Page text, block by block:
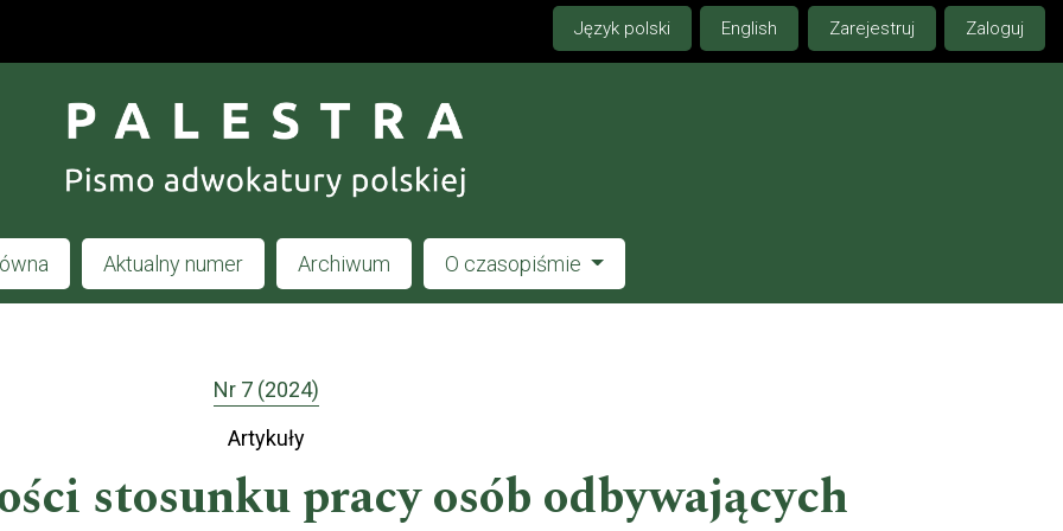
Język polski English Zarejestruj Zaloguj
Aktualny numer Archiwum O czasopiśmie
Nr 7 (2024)
Artykuły
stosunku pracy osób odbywających